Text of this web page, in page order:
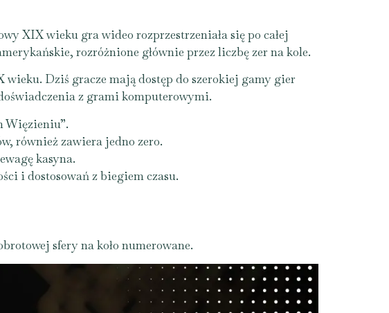
XIX wieku gra wideo rozprzestrzeniała się po całej
rozróżnione głównie przez liczbę zer na kole.
Dziś gracze mają dostęp do szerokiej gamy gier
z grami komputerowymi.
Więzieniu”.
również zawiera jedno zero.
kasyna.
i dostosowań z biegiem czasu.
sfery na koło numerowane.